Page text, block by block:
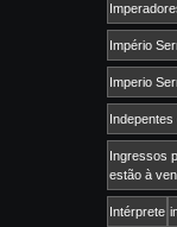
Império
Imperio
Ingressos
estão à
Intérprete